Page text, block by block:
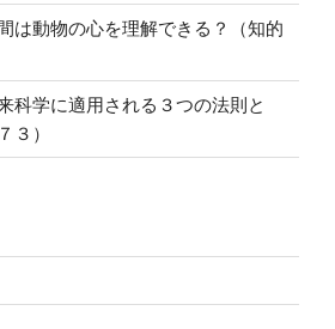
は動物の心を理解できる？（知的
科学に適用される３つの法則と
３）